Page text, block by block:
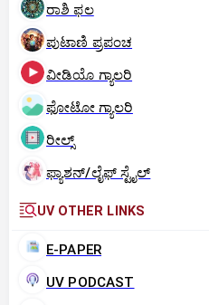
ರಾಶಿ ಫಲ
ಪುಟಾಣಿ ಪ್ರಪಂಚ
ವೀಡಿಯೊ ಗ್ಯಾಲರಿ
ಫೋಟೋ ಗ್ಯಾಲರಿ
ರೀಲ್ಸ್
ಫ್ಯಾಶನ್/ಲೈಫ್‌ ಸ್ಟೈಲ್
UV OTHER LINKS
E-PAPER
UV PODCAST